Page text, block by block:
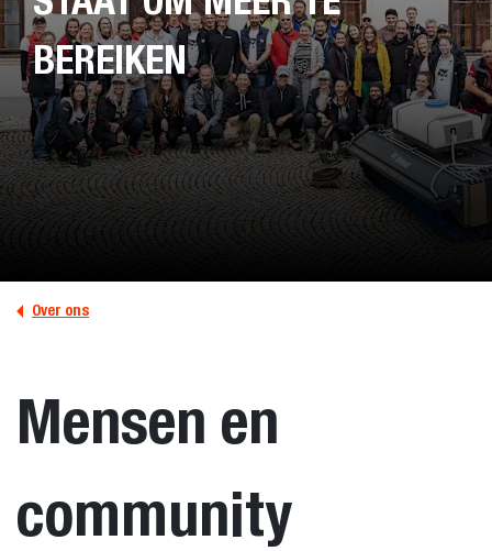
BEREIKEN
Over ons
Mensen en
community